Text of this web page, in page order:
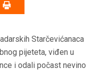
Starčevićanaca
pijeteta, viđen u
i odali počast nevino